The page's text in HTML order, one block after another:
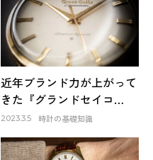
近年ブランド力が上がって
きた『グランドセイコ
ー』。そのファーストモデ
ルは品質も良く、日本の誇
りでもある！
2023.3.5 時計の基礎知識